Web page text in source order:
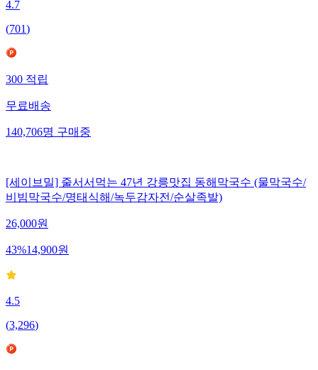
4.7
(701)
300적립
무료배송
140,706명구매중
[세이브밀] 줄서서먹는 47년 강릉맛집 동해막국수 (물막국수/
비빔막국수/명태식해/녹두감자전/순살족발)
26,000원
43%14,900원
4.5
(3,296)